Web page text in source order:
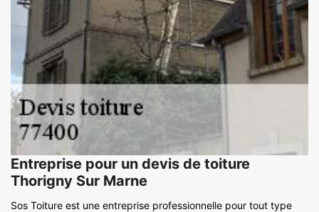
Entreprise pour un devis de toiture
Thorigny Sur Marne
Sos Toiture est une entreprise professionnelle pour tout type